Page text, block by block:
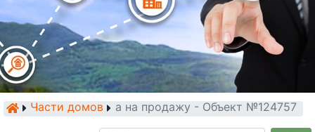
Части домов
Часть дома на продажу - Объект №124757